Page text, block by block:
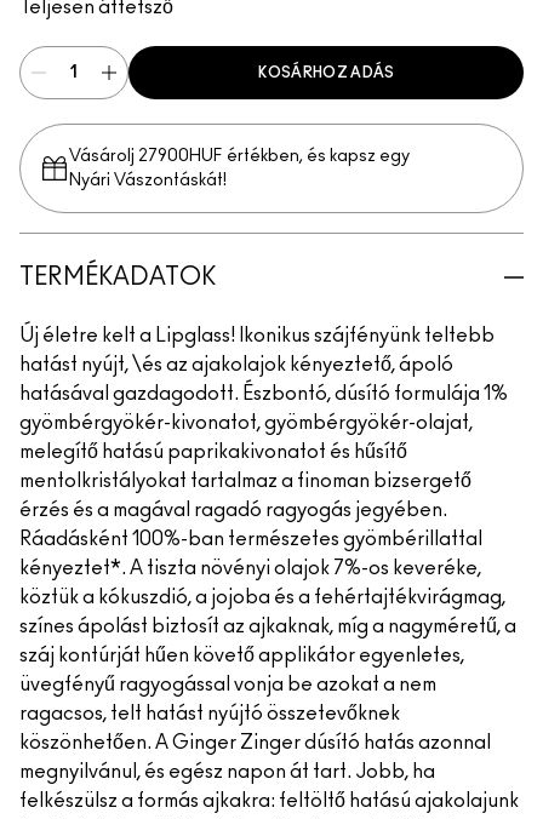
Teljesen áttetsző
KOSÁRHOZ ADÁS
Vásárolj 27900HUF értékben, és kapsz egy
Nyári Vászontáskát!
TERMÉKADATOK
Új életre kelt a Lipglass! Ikonikus szájfényünk teltebb
hatást nyújt, \és az ajakolajok kényeztető, ápoló
hatásával gazdagodott. Észbontó, dúsító formulája 1%
gyömbérgyökér-kivonatot, gyömbérgyökér-olajat,
melegítő hatású paprikakivonatot és hűsítő
mentolkristályokat tartalmaz a finoman bizsergető
érzés és a magával ragadó ragyogás jegyében.
Ráadásként 100%-ban természetes gyömbérillattal
kényeztet*. A tiszta növényi olajok 7%-os keveréke,
köztük a kókuszdió, a jojoba és a fehértajtékvirágmag,
színes ápolást biztosít az ajkaknak, míg a nagyméretű, a
száj kontúrját hűen követő applikátor egyenletes,
üvegfényű ragyogással vonja be azokat a nem
ragacsos, telt hatást nyújtó összetevőknek
köszönhetően. A Ginger Zinger dúsító hatás azonnal
megnyilvánul, és egész napon át tart. Jobb, ha
felkészülsz a formás ajkakra: feltöltő hatású ajakolajunk